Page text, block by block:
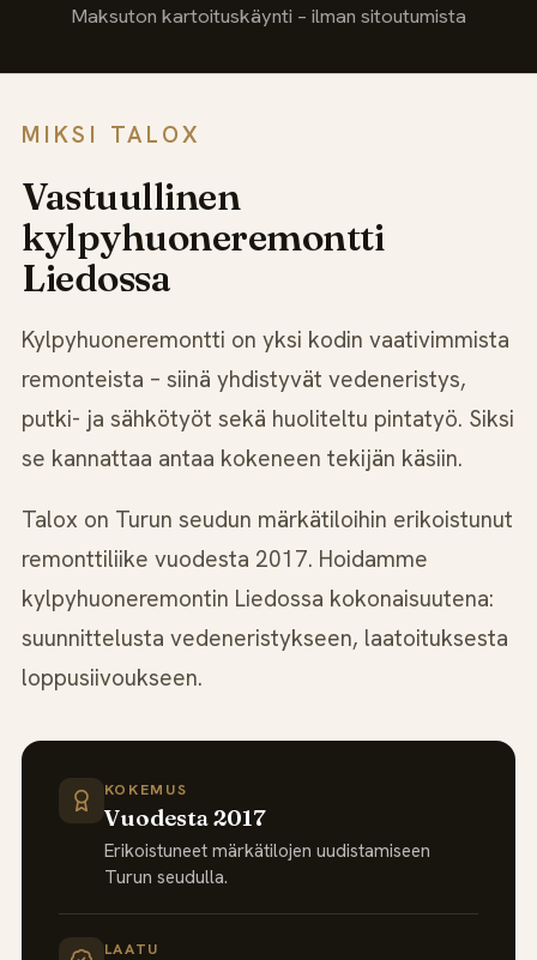
Maksuton kartoituskäynti – ilman sitoutumista
MIKSI TALOX
Vastuullinen
kylpyhuoneremontti
Liedossa
Kylpyhuoneremontti on yksi kodin vaativimmista
remonteista – siinä yhdistyvät vedeneristys,
putki- ja sähkötyöt sekä huoliteltu pintatyö. Siksi
se kannattaa antaa kokeneen tekijän käsiin.
Talox on Turun seudun märkätiloihin erikoistunut
remonttiliike vuodesta 2017. Hoidamme
kylpyhuoneremontin Liedossa kokonaisuutena:
suunnittelusta vedeneristykseen, laatoituksesta
loppusiivoukseen.
KOKEMUS
Vuodesta 2017
Erikoistuneet märkätilojen uudistamiseen
Turun seudulla.
LAATU